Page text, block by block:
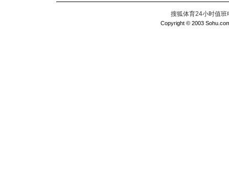
搜狐体育24小时值
Copyright © 2003